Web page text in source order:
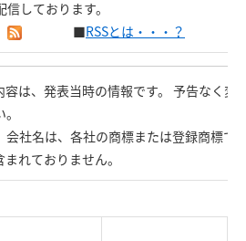
信しております。
■RSSとは・・・？
容は、発表当時の情報です。 予告なく変
社名は、各社の商標または登録商標で
れておりません。